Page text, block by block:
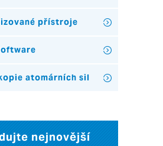
přístroje
atomárních sil
nejnovější